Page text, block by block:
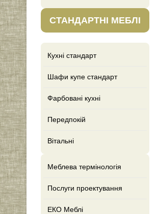
СТАНДАРТНІ МЕБЛІ
Кухні стандарт
Шафи купе стандарт
Фарбовані кухні
Передпокій
Вітальні
Меблева термінологія
Послуги проектування
ЕКО Меблі